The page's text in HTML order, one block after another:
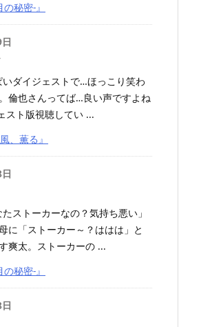
秘密-』
ダイジェストで…ほっこり笑わ
倫也さんってば…良い声ですよね
スト版視聴してい ...
、薫る』
たストーカーなの？気持ち悪い」
に「ストーカー～？ははは」と
爽太。ストーカーの ...
秘密-』